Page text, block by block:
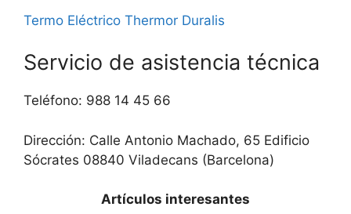
Termo Eléctrico Thermor Duralis
Servicio de asistencia técnica
Teléfono: 988 14 45 66
Dirección: Calle Antonio Machado, 65 Edificio
Sócrates 08840 Viladecans (Barcelona)
Artículos interesantes